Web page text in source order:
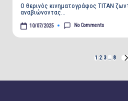
Ο θερινός κινηματογράφος ΤΙΤΑΝ
αναβιώνοντας…
10/07/2025 No Comments
pagination
1 2 3 … 8